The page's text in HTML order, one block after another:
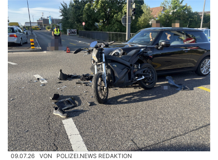
09.07.26 VON POLIZEI.NEWS REDAKTION